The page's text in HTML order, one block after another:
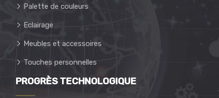
Palette de couleurs
Eclairage
Meubles et accessoires
Touches personnelles
PROGRÈS TECHNOLOGIQUE